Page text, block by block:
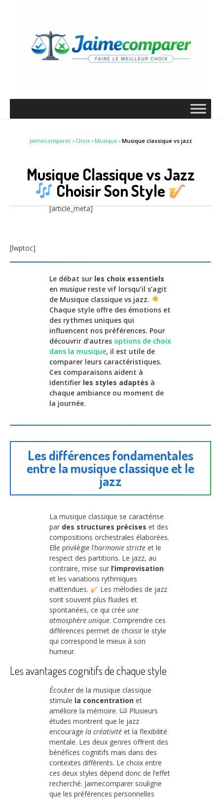
Jaimecomparer› Choix› Musique › Musique classique vs jazz
Musique Classique vs Jazz
Choisir Son Style
[article_meta]
[lwptoc]
Le débat sur les choix essentiels
en musique reste vif lorsqu’il s’agit
de Musique classique vs jazz.
Chaque style offre des émotions et
des rythmes uniques qui
influencent nos préférences. Pour
découvrir d’autres options de choix
dans la musique, il est utile de
comparer leurs caractéristiques.
Ces comparaisons aident à
identifier les styles adaptés à
chaque ambiance ou moment de
la journée.
Les différences fondamentales
entre la musique classique et le
jazz
La musique classique se caractérise
par des structures précises et des
compositions orchestrales élaborées.
Elle privilégie l’harmonie stricte et le
respect des partitions. Le jazz, au
contraire, mise sur l’improvisation
et les variations rythmiques
inattendues.
Les mélodies de jazz
sont souvent plus fluides et
spontanées, ce qui crée une
atmosphère unique. Comprendre ces
différences permet de choisir le style
qui correspond le mieux à son
humeur.
Les avantages cognitifs de chaque style
Écouter de la musique classique
stimule la concentration et
améliore la mémoire.
Plusieurs
études montrent que le jazz
encourage la créativité et la flexibilité
mentale. Les deux genres offrent des
bénéfices cognitifs mais dans des
contextes différents. Le choix entre
ces deux styles dépend donc de l’effet
recherché. Jaimecomparer souligne
que les préférences personnelles